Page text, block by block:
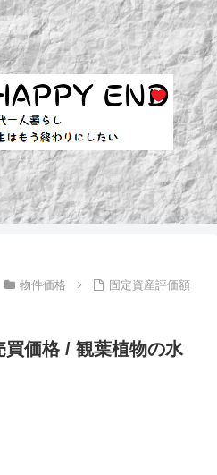
物件価格
固定資産評価額
買価格 / 観葉植物の水